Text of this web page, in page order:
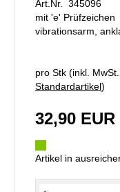
Art.Nr. 345096
mit 'e' Prüfzeichen
vibrationsarm,
pro Stk (inkl.
Standardartikel)
32,90 EUR
Artikel in